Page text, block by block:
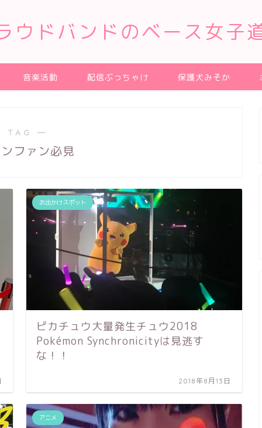
ウドバンドのベース女子
音楽活動 配信ぶっちゃけ 保護犬みそか
TAG ―
ファン必見
お出かけスポット
ピカチュウ大量発生チュウ2018
Pokémon Synchronicityは見逃す
な！！
2018年8月13日
アニメ